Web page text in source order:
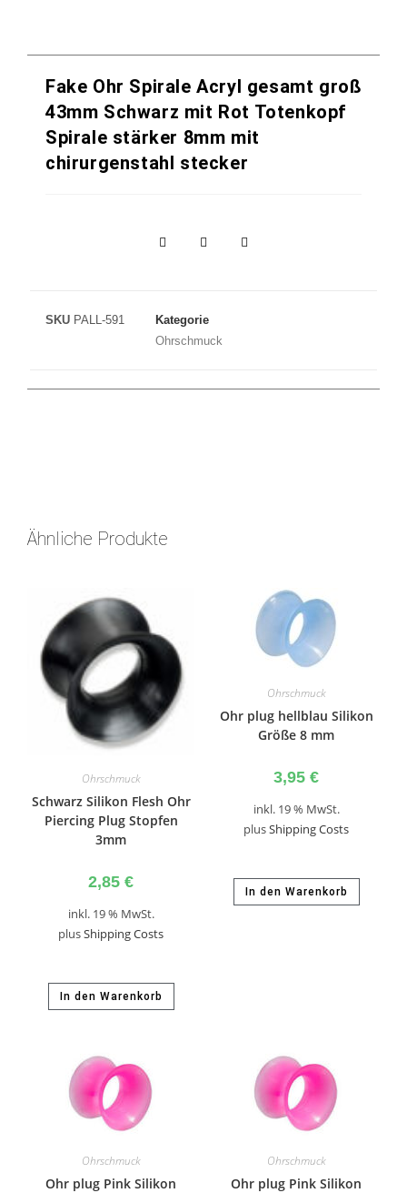
Fake Ohr Spirale Acryl gesamt groß
43mm Schwarz mit Rot Totenkopf
Spirale stärker 8mm mit
chirurgenstahl stecker
SKU PALL-591
Kategorie
Ohrschmuck
Ähnliche Produkte
Ohrschmuck
Schwarz Silikon Flesh Ohr
Piercing Plug Stopfen
3mm
2,85 €
inkl. 19 % MwSt.
plusShipping Costs
In den Warenkorb
Ohrschmuck
Ohr plug hellblau Silikon
Größe 8 mm
3,95 €
inkl. 19 % MwSt.
plusShipping Costs
In den Warenkorb
Ohrschmuck
Ohr plug Pink Silikon
Ohrschmuck
Ohr plug Pink Silikon